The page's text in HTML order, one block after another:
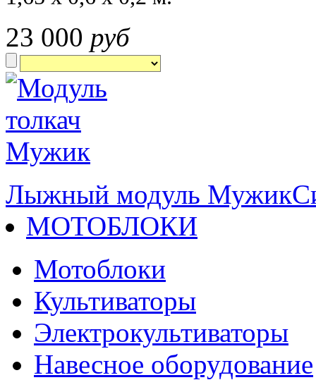
23 000 руб
Лыжный модуль Мужик
МОТОБЛОКИ
Мотоблоки
Культиваторы
Электрокультиваторы
Навесное оборудование